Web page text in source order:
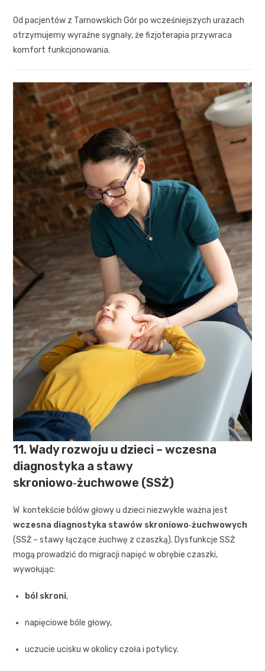
Od pacjentów z Tarnowskich Gór po wcześniejszych urazach
otrzymujemy wyraźne sygnały, że fizjoterapia przywraca
komfort funkcjonowania.
11. Wady rozwoju u dzieci – wczesna
diagnostyka a stawy
skroniowo‑żuchwowe (SSŻ)
W kontekście bólów głowy u dzieci niezwykle ważna jest
wczesna diagnostyka stawów skroniowo‑żuchwowych
(SSŻ – stawy łączące żuchwę z czaszką). Dysfunkcje SSŻ
mogą prowadzić do migracji napięć w obrębie czaszki,
wywołując:
ból skroni,
napięciowe bóle głowy,
uczucie ucisku w okolicy czoła i potylicy.